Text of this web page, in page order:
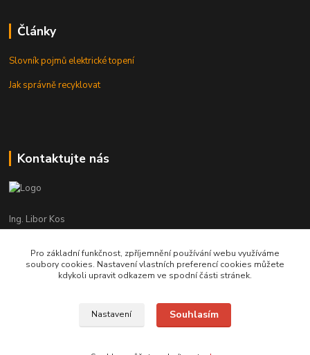
Články
Slovník pojmů elektrické topení
Jak správně recyklovat
Kontaktujte nás
Ing. Libor Kos
+420 601 555 225
(Po-Pá: 8-17:00 hod.)
info@infrasystemy.cz
Pro základní funkčnost, zpříjemnění používání webu využíváme
soubory cookies. Nastavení vlastních preferencí cookies můžete
kdykoli upravit odkazem ve spodní části stránek.
Nastavení Souhlasím